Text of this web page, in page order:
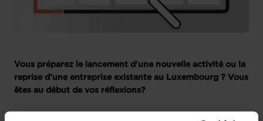
Vous préparez le lancement d’une nouvelle activité ou la
reprise d’une entreprise existante au Luxembourg ? Vous
êtes au début de vos réflexions?